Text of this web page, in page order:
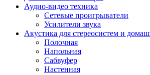
Аудио-видео техника
Сетевые проигрыватели
Усилители звука
Акустика для стереосистем и
Полочная
Напольная
Сабвуфер
Настенная